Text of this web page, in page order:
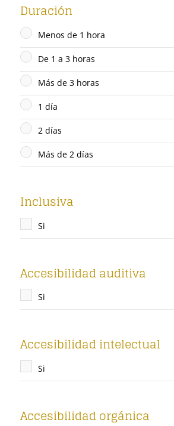
Duración
Menos de 1 hora
De 1 a 3 horas
Más de 3 horas
1 día
2 días
Más de 2 días
Inclusiva
Si
Accesibilidad auditiva
Si
Accesibilidad intelectual
Si
Accesibilidad orgánica